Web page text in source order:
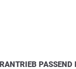
PASSEND